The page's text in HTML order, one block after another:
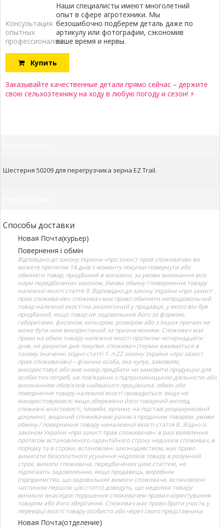
Консультация
опытных
профессионалов:
Наши специалисты имеют многолетний
опыт в сфере агротехники. Мы
безошибочно подберем деталь даже по
артикулу или фотографии, сэкономив
ваше время и нервы.
Купить
Заказывайте качественные детали прямо сейчас – держите
свою сельхозтехнику на ходу в любую погоду и сезон! ⚡
Шестерня 50209 для перегрузчика зерна EZ Trail.
Способы доставки
Новая Почта(курьер)
Повернення і обмін
Відповідно до закону України «про захист прав споживачів» ви
можете протягом 14 днів з моменту покупки повернути або
обміняти товар, придбаний в магазині, за умови виконання всіх
норм передбачених законом. Умови обміну / повернення товару
належної якості стаття 9. Відповідно до закону України «про захист
прав споживачів»: споживач має право обміняти непродовольчий
товар належної якості на аналогічний у продавця, у якого він був
придбаний, якщо товар не задовольнив його за формою,
габаритами, фасоном, кольором, розміром або з інших причин не
може бути ним використаний за призначенням. Споживач має
право на обмін товару належної якості протягом чотирнадцяти
днів, не рахуючи дня покупки. споживач (термін вживається в
такому значенні згідно статті 1. п.22 закону України «про захист
прав споживачів») – фізична особа, яка купує, замовляє,
використовує або має намір придбати чи замовити продукцію для
особистих потреб, не пов’язаних з підприємницькою діяльністю або
виконанням обов’язків найманого працівника. обмін або
повернення товару належної якості провадиться: якщо не
використовувався; якщо збережено його товарний вигляд,
споживчі властивості, пломби, ярлики; на підставі розрахунковий
документ, виданий споживачеві разом з проданим товаром. умови
обміну / повернення товару неналежної якості стаття 8. Згідно із
законом України «про захист прав споживачів»: в разі виявлення
протягом встановленого гарантійного строку недоліків споживач, в
порядку та в строки, встановлені законодавством, має право
вимагати безоплатного усунення недоліків товару в розумний
строк. вимоги споживача, передбачених цією статтею, не
підлягають задоволенню, якщо продавець, виробник
(підприємство, що задовольняє вимоги споживача, встановлені
частиною першою цієї статті) доведуть, що недоліки товару
виникли внаслідок порушення споживачем правил користування
товаром або його зберігання. Споживач має право брати участь у
перевірці якості товару особисто або через свого представника.
Новая Почта(отделение)